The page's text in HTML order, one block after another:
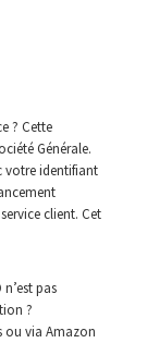
? Cette
Générale.
votre identifiant
client. Cet
pas
?
ou via Amazon